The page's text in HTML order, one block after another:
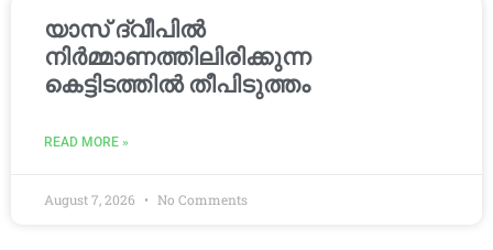
യാസ് ദ്വീപിൽ
നിർമ്മാണത്തിലിരിക്കുന്ന
കെട്ടിടത്തിൽ തീപിടുത്തം
READ MORE »
August 7, 2026 No Comments